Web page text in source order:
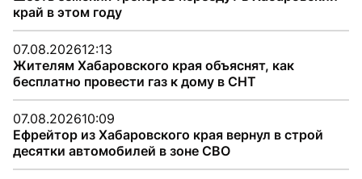
край в этом году
07.08.202612:13
Жителям Хабаровского края объяснят, как
бесплатно провести газ к дому в СНТ
07.08.202610:09
Ефрейтор из Хабаровского края вернул в строй
десятки автомобилей в зоне СВО